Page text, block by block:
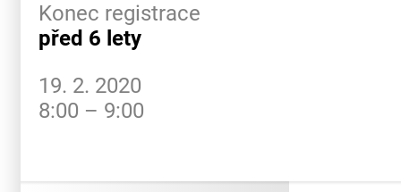
Konec registrace
před 6 lety
19. 2. 2020
8:00 – 9:00